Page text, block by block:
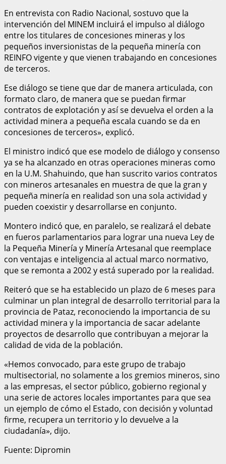
En entrevista con Radio Nacional, sostuvo que la
intervención del MINEM incluirá el impulso al diálogo
entre los titulares de concesiones mineras y los
pequeños inversionistas de la pequeña minería con
REINFO vigente y que vienen trabajando en concesiones
de terceros.
Ese diálogo se tiene que dar de manera articulada, con
formato claro, de manera que se puedan firmar
contratos de explotación y así se devuelva el orden a la
actividad minera a pequeña escala cuando se da en
concesiones de terceros», explicó.
El ministro indicó que ese modelo de diálogo y consenso
ya se ha alcanzado en otras operaciones mineras como
en la U.M. Shahuindo, que han suscrito varios contratos
con mineros artesanales en muestra de que la gran y
pequeña minería en realidad son una sola actividad y
pueden coexistir y desarrollarse en conjunto.
Montero indicó que, en paralelo, se realizará el debate
en fueros parlamentarios para lograr una nueva Ley de
la Pequeña Minería y Minería Artesanal que reemplace
con ventajas e inteligencia al actual marco normativo,
que se remonta a 2002 y está superado por la realidad.
Reiteró que se ha establecido un plazo de 6 meses para
culminar un plan integral de desarrollo territorial para la
provincia de Pataz, reconociendo la importancia de su
actividad minera y la importancia de sacar adelante
proyectos de desarrollo que contribuyan a mejorar la
calidad de vida de la población.
«Hemos convocado, para este grupo de trabajo
multisectorial, no solamente a los gremios mineros, sino
a las empresas, el sector público, gobierno regional y
una serie de actores locales importantes para que sea
un ejemplo de cómo el Estado, con decisión y voluntad
firme, recupera un territorio y lo devuelve a la
ciudadanía», dijo.
Fuente: Dipromin